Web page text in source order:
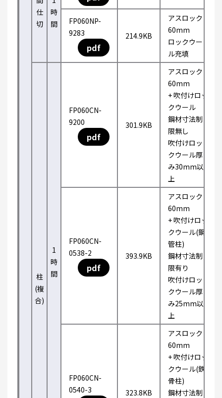
仕
切
時
間
FP060NP-
9283
pdf
214.9KB
アスロック
60mm
ロックウー
ル充填
柱
(複
合)
1
時
間
FP060CN-
9200
pdf
301.9KB
アスロック
60mm
+ 吹付けロッ
クウール
鋼材寸法制
限無し
吹付けロッ
クウール厚
み30mm以
上
FP060CN-
0538-2
pdf
393.9KB
アスロック
60mm
+ 吹付けロッ
クウール(鋼
管柱)
鋼材寸法制
限有り
吹付けロッ
クウール厚
み25mm以
上
FP060CN-
0540-3
323.8KB
アスロック
60mm
+ 吹付けロッ
クウール(鉄
骨柱)
鋼材寸法制